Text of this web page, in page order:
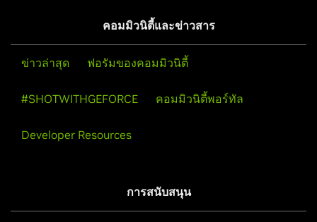
คอมมิวนิตี้และข่าวสาร
ข่าวล่าสุด ฟอรัมของคอมมิวนิตี้
#SHOTWITHGEFORCE คอมมิวนิตี้พอร์ทัล
Developer Resources
การสนับสนุน